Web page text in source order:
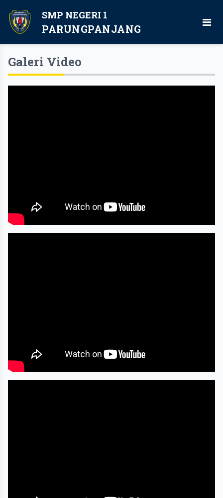
SMP NEGERI 1
PARUNGPANJANG
Galeri Video